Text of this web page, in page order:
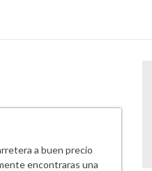
a buen precio
encontraras una